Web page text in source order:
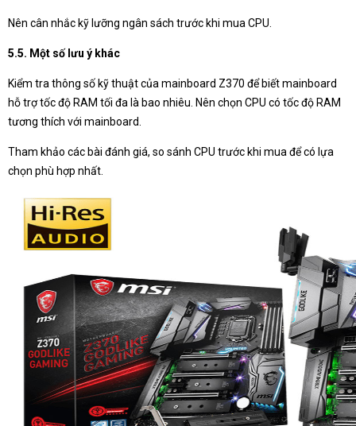
Nên cân nhắc kỹ lưỡng ngân sách trước khi mua CPU.
5.5. Một số lưu ý khác
Kiểm tra thông số kỹ thuật của mainboard Z370 để biết mainboard
hỗ trợ tốc độ RAM tối đa là bao nhiêu. Nên chọn CPU có tốc độ RAM
tương thích với mainboard.
Tham khảo các bài đánh giá, so sánh CPU trước khi mua để có lựa
chọn phù hợp nhất.